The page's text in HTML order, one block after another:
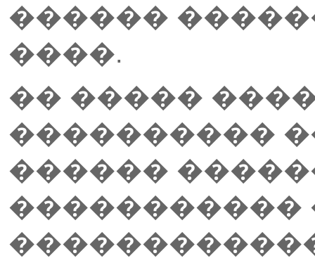
������
����.
�� �����
����������
������
�����������